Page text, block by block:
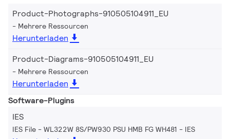
Product-Photographs-910505104911_EU
Mehrere Ressourcen
Herunterladen
Product-Diagrams-910505104911_EU
Mehrere Ressourcen
Herunterladen
Software-Plugins
IES
IES File - WL322W 8S/PW930 PSU HMB FG WH481 IES